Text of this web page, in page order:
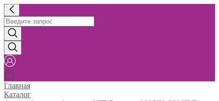
Главная
Каталог